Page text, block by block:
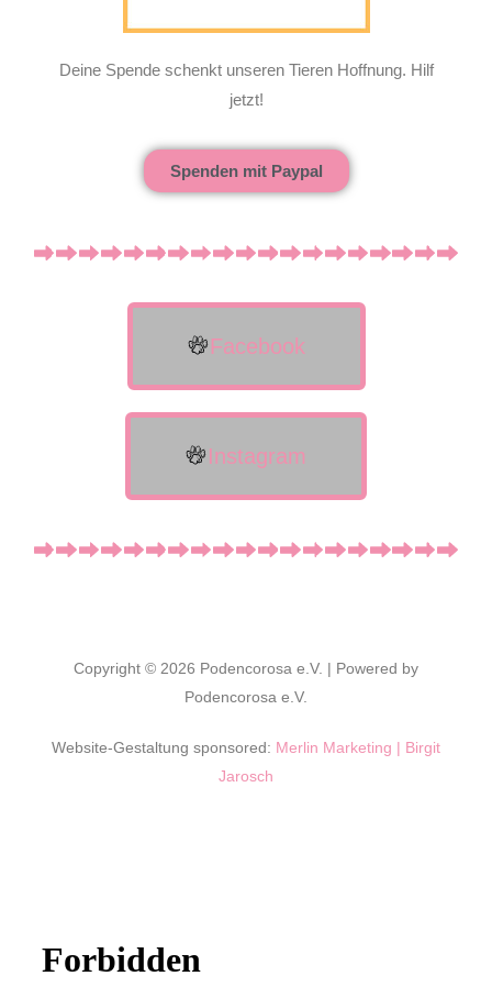
Deine Spende schenkt unseren Tieren Hoffnung. Hilf
jetzt!
Spenden mit Paypal
Facebook
Instagram
Copyright © 2026 Podencorosa e.V. | Powered by
Podencorosa e.V.
Website-Gestaltung sponsored: Merlin Marketing | Birgit
Jarosch